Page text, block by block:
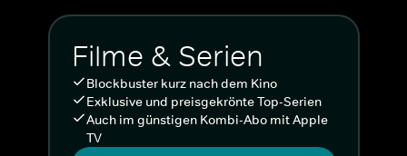
Filme & Serien
Blockbuster kurz nach dem Kino
Exklusive und preisgekrönte Top-Serien
Auch im günstigen Kombi-Abo mit Apple
TV